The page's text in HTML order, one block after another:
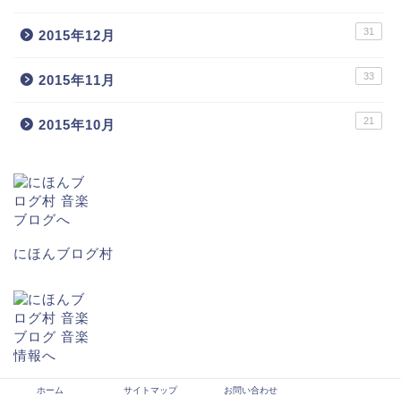
2015年12月 31
2015年11月 33
2015年10月 21
にほんブログ村
にほんブログ村
ホーム サイトマップ お問い合わせ